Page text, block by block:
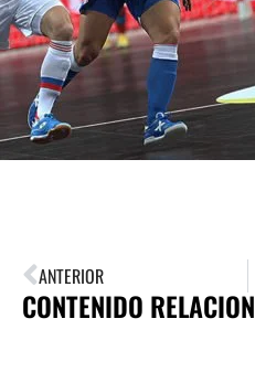
ANTERIOR
CONTENIDO